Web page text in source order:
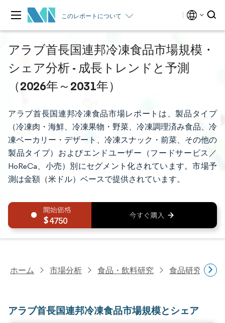
このレポートについて
アラブ首長国連邦冷凍食品市場規模・
シェア分析 - 成長トレンドと予測
（2026年～2031年）
アラブ首長国連邦冷凍食品市場レポートは、製品タイプ
（冷凍肉・海鮮、冷凍果物・野菜、冷凍調理済み食品、冷
凍ベーカリー・デザート、冷凍スナック・前菜、その他の
製品タイプ）およびエンドユーザー（フードサービス／
HoReCa、小売）別にセグメント化されています。市場予
測は金額（米ドル）ベースで提供されています。
4750
ホーム 市場分析 食品・飲料研究 食品研究
アラブ首長国連邦冷凍食品市場規模とシェア